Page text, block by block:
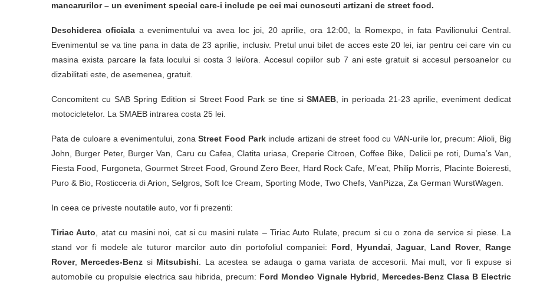
mancarurilor – un eveniment special care-i include pe cei mai cunoscuti artizani de street food.
Deschiderea oficialaa evenimentului va avea loc joi, 20 aprilie, ora 12:00, la Romexpo, in fata Pavilionului Central.
Evenimentul se va tine pana in data de 23 aprilie, inclusiv. Pretul unui bilet de acces este 20 lei, iar pentru cei care vin cu
masina exista parcare la fata locului si costa 3 lei/ora. Accesul copiilor sub 7 ani este gratuit si accesul persoanelor cu
dizabilitati este, de asemenea, gratuit.
Concomitent cu SAB Spring Edition si Street Food Park se tine siSMAEB , in perioada 21-23 aprilie, eveniment dedicat
motocicletelor. La SMAEB intrarea costa 25 lei.
Pata de culoare a evenimentului, zonaStreet Food Parkinclude artizani de street food cu VAN-urile lor, precum: Alioli, Big
John, Burger Peter, Burger Van, Caru cu Cafea, Clatita uriasa, Creperie Citroen, Coffee Bike, Delicii pe roti, Duma’s Van,
Fiesta Food, Furgoneta, Gourmet Street Food, Ground Zero Beer, Hard Rock Cafe, M’eat, Philip Morris, Placinte Boieresti,
Puro & Bio, Rosticceria di Arion, Selgros, Soft Ice Cream, Sporting Mode, Two Chefs, VanPizza, Za German WurstWagen.
In ceea ce priveste noutatile auto, vor fi prezenti:
Tiriac Auto , atat cu masini noi, cat si cu masini rulate – Tiriac Auto Rulate, precum si cu o zona de service si piese. La
stand vor fi modele ale tuturor marcilor auto din portofoliul companiei: Ford Hyundai ,Jaguar, Land Rover, Range
Rover, Mercedes-Benz si Mitsubishi . La acestea se adauga o gama variata de accesorii. Mai mult, vor fi expuse si
automobile cu propulsie electrica sau hibrida, precum: Ford Mondeo Vignale Hybrid
Mercedes-Benz Clasa B Electric